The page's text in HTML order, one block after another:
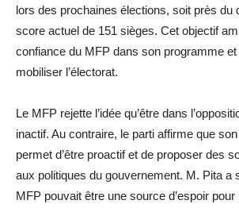
lors des prochaines élections, soit près du
score actuel de 151 sièges. Cet objectif
confiance du MFP dans son programme
mobiliser l’électorat.
Le MFP rejette l’idée qu’être dans
inactif. Au contraire, le parti affirme que son
permet d’être proactif et de proposer des
aux politiques du gouvernement. M. Pita a
MFP pouvait être une source d’espoir pour